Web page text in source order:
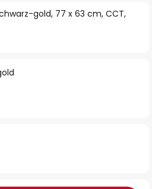
gold, 77 x 63 cm, CCT,